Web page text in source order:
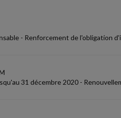
- Renforcement de l'obligation
31 décembre 2020 -